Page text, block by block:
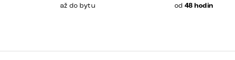
až do bytu
od 48 hodin